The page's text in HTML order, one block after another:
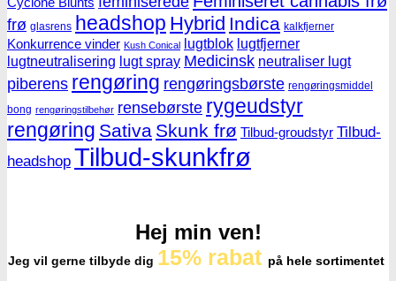
frø glasrens headshop Hybrid Indica kalkfjerner
Konkurrence vinder Kush Conical lugtblok lugtfjerner
lugtneutralisering lugt spray Medicinsk neutraliser lugt
piberens rengøring rengøringsbørste rengøringsmiddel
bong rengøringstilbehør rensebørste rygeudstyr
rengøring Sativa Skunk frø Tilbud-groudstyr Tilbud-
headshop Tilbud-skunkfrø
Hej min ven!
Jeg vil gerne tilbyde dig 15% rabat på hele sortimentet